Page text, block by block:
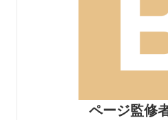
ページ監修